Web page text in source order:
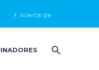
Acerca de